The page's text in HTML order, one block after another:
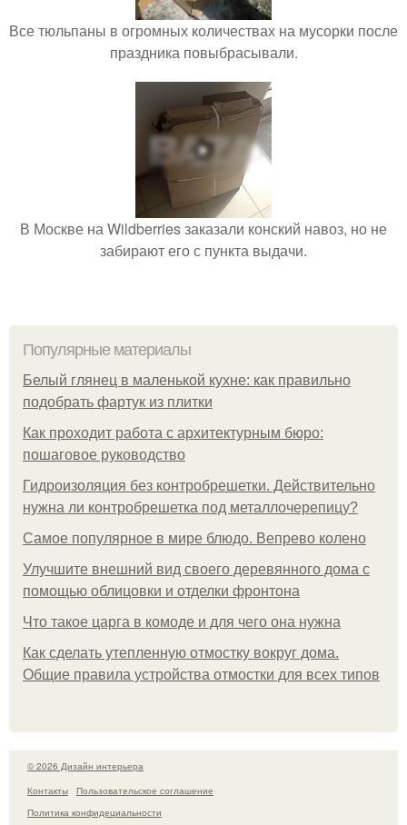
Все тюльпаны в огромных количествах на мусорки после
праздника повыбрасывали.
В Москве на Wildberries заказали конский навоз, но не
забирают его с пункта выдачи.
Популярные материалы
Белый глянец в маленькой кухне: как правильно
подобрать фартук из плитки
Как проходит работа с архитектурным бюро:
пошаговое руководство
Гидроизоляция без контробрешетки. Действительно
нужна ли контробрешетка под металлочерепицу?
Самое популярное в мире блюдо. Вепрево колено
Улучшите внешний вид своего деревянного дома с
помощью облицовки и отделки фронтона
Что такое царга в комоде и для чего она нужна
Как сделать утепленную отмостку вокруг дома.
Общие правила устройства отмостки для всех типов
© 2026 Дизайн интерьера
Контакты
Пользовательское соглашение
Политика конфидециальности